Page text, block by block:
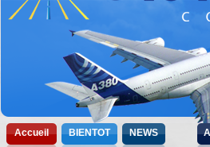
Accueil BIENTOT NEWS